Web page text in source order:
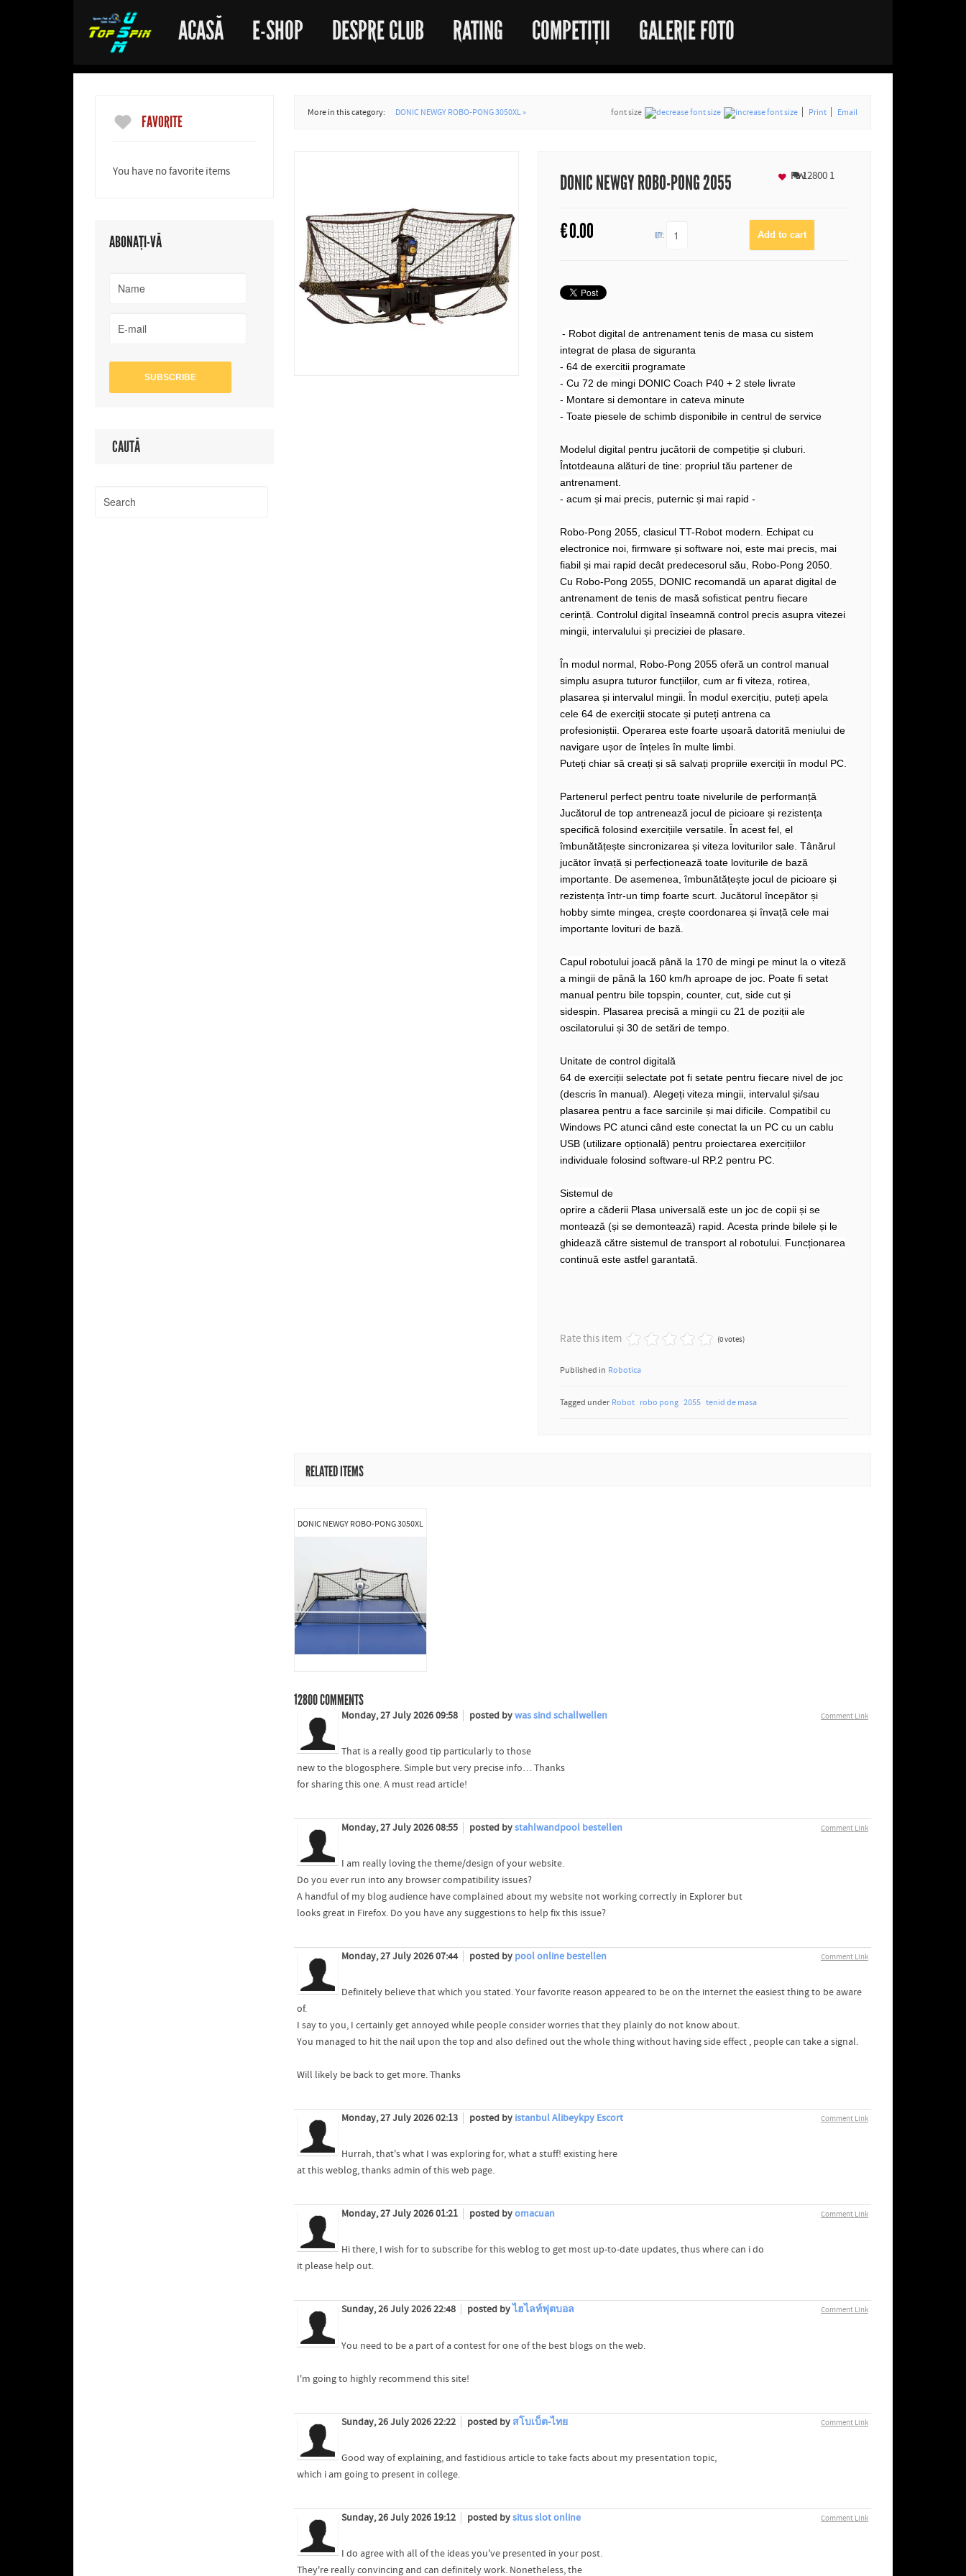
ACASĂ E-SHOP DESPRE CLUB RATING COMPETIȚII GALERIE FOTO
FAVORITE
You have no favorite items
ABONAȚI-VĂ
CAUTĂ
More in this category: DONIC NEWGY ROBO-PONG 3050XL » font size Print Email
DONIC NEWGY ROBO-PONG 2055 128001
€0.00 QTY:
Fav
- Robot digital de antrenament tenis de masa cu sistem
integrat de plasa de siguranta
- 64 de exercitii programate
- Cu 72 de mingi DONIC Coach P40 + 2 stele livrate
- Montare si demontare in cateva minute
- Toate piesele de schimb disponibile in centrul de service
Modelul digital pentru jucătorii de competiție și cluburi.
Întotdeauna alături de tine: propriul tău partener de
antrenament.
- acum și mai precis, puternic și mai rapid -
Robo-Pong 2055, clasicul TT-Robot modern. Echipat cu
electronice noi, firmware și software noi, este mai precis, mai
fiabil și mai rapid decât predecesorul său, Robo-Pong 2050.
Cu Robo-Pong 2055, DONIC recomandă un aparat digital de
antrenament de tenis de masă sofisticat pentru fiecare
cerință. Controlul digital înseamnă control precis asupra vitezei
mingii, intervalului și preciziei de plasare.
În modul normal, Robo-Pong 2055 oferă un control manual
simplu asupra tuturor funcțiilor, cum ar fi viteza, rotirea,
plasarea și intervalul mingii. În modul exercițiu, puteți apela
cele 64 de exerciții stocate și puteți antrena ca
profesioniștii. Operarea este foarte ușoară datorită meniului de
navigare ușor de înțeles în multe limbi.
Puteți chiar să creați și să salvați propriile exerciții în modul PC.
Partenerul perfect pentru toate nivelurile de performanță
Jucătorul de top antrenează jocul de picioare și rezistența
specifică folosind exercițiile versatile. În acest fel, el
îmbunătățește sincronizarea și viteza loviturilor sale. Tânărul
jucător învață și perfecționează toate loviturile de bază
importante. De asemenea, îmbunătățește jocul de picioare și
rezistența într-un timp foarte scurt. Jucătorul începător și
hobby simte mingea, crește coordonarea și învață cele mai
importante lovituri de bază.
Capul robotului joacă până la 170 de mingi pe minut la o viteză
a mingii de până la 160 km/h aproape de joc. Poate fi setat
manual pentru bile topspin, counter, cut, side cut și
sidespin. Plasarea precisă a mingii cu 21 de poziții ale
oscilatorului și 30 de setări de tempo.
Unitate de control digitală
64 de exerciții selectate pot fi setate pentru fiecare nivel de joc
(descris în manual). Alegeți viteza mingii, intervalul și/sau
plasarea pentru a face sarcinile și mai dificile. Compatibil cu
Windows PC atunci când este conectat la un PC cu un cablu
USB (utilizare opțională) pentru proiectarea exercițiilor
individuale folosind software-ul RP.2 pentru PC.
Sistemul de
oprire a căderii Plasa universală este un joc de copii și se
montează (și se demontează) rapid. Acesta prinde bilele și le
ghidează către sistemul de transport al robotului. Funcționarea
continuă este astfel garantată.
Rate this item (0 votes)
Published in Robotica
Tagged under Robot robo pong 2055 tenid de masa
RELATED ITEMS
DONIC NEWGY ROBO-PONG 3050XL
12800COMMENTS
Comment Link
Monday, 27 July 2026 09:58 posted bywas sind schallwellen
That is a really good tip particularly to those
new to the blogosphere. Simple but very precise info… Thanks
for sharing this one. A must read article!
Comment Link
Monday, 27 July 2026 08:55 posted bystahlwandpool bestellen
I am really loving the theme/design of your website.
Do you ever run into any browser compatibility issues?
A handful of my blog audience have complained about my website not working correctly in Explorer but
looks great in Firefox. Do you have any suggestions to help fix this issue?
Comment Link
Monday, 27 July 2026 07:44 posted by pool online bestellen
Definitely believe that which you stated. Your favorite reason appeared to be on the internet the easiest thing to be aware
of.
I say to you, I certainly get annoyed while people consider worries that they plainly do not know about.
You managed to hit the nail upon the top and also defined out the whole thing without having side effect , people can take a signal.
Will likely be back to get more. Thanks
Comment Link
Monday, 27 July 2026 02:13 posted by istanbul Alibeykpy Escort
Hurrah, that's what I was exploring for, what a stuff! existing here
at this weblog, thanks admin of this web page.
Comment Link
Monday, 27 July 2026 01:21 posted byomacuan
Hi there, I wish for to subscribe for this weblog to get most up-to-date updates, thus where can i do
it please help out.
Comment Link
Sunday, 26 July 2026 22:48 posted byไฮไลท์ฟุตบอล
You need to be a part of a contest for one of the best blogs on the web.
I'm going to highly recommend this site!
Comment Link
Sunday, 26 July 2026 22:22 posted by สโบเบ็ต-ไทย
Good way of explaining, and fastidious article to take facts about my presentation topic,
which i am going to present in college.
Comment Link
Sunday, 26 July 2026 19:12 posted bysitus slot online
I do agree with all of the ideas you've presented in your post.
They're really convincing and can definitely work. Nonetheless, the